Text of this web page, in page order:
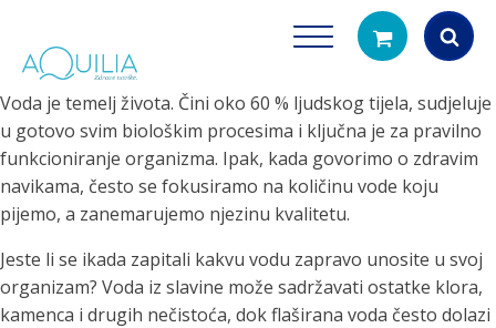
search
Voda je temelj života. Čini oko 60 % ljudskog tijela, sudjeluje
u gotovo svim biološkim procesima i ključna je za pravilno
funkcioniranje organizma. Ipak, kada govorimo o zdravim
navikama, često se fokusiramo na količinu vode koju
pijemo, a zanemarujemo njezinu kvalitetu.
Jeste li se ikada zapitali kakvu vodu zapravo unosite u svoj
organizam? Voda iz slavine može sadržavati ostatke klora,
kamenca i drugih nečistoća, dok flaširana voda često dolazi